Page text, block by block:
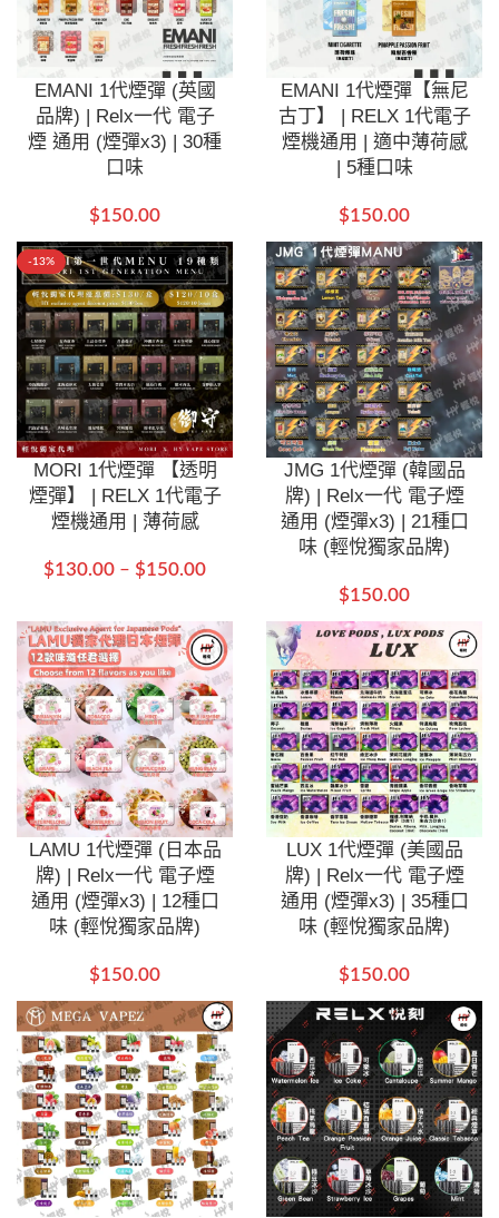
EMANI 1代煙彈 (英國
品牌) | Relx一代 電子
煙 通用 (煙彈x3) | 30種
口味
$150.00
EMANI 1代煙彈【無尼
古丁】 | RELX 1代電子
煙機通用 | 適中薄荷感
| 5種口味
$150.00
-13%
MORI 1代煙彈 【透明
煙彈】 | RELX 1代電子
煙機通用 | 薄荷感
$130.00 – $150.00
JMG 1代煙彈 (韓國品
牌) | Relx一代 電子煙
通用 (煙彈x3) | 21種口
味 (輕悅獨家品牌)
$150.00
LAMU 1代煙彈 (日本品
牌) | Relx一代 電子煙
通用 (煙彈x3) | 12種口
味 (輕悅獨家品牌)
$150.00
LUX 1代煙彈 (美國品
牌) | Relx一代 電子煙
通用 (煙彈x3) | 35種口
味 (輕悅獨家品牌)
$150.00